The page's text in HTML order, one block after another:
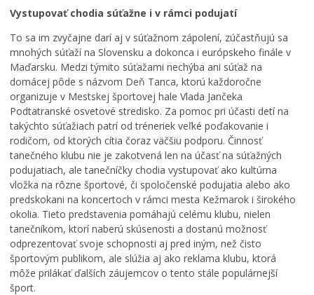
Vystupovať chodia súťažne i v rámci podujatí
To sa im zvyčajne darí aj v súťažnom zápolení, zúčastňujú sa
mnohých súťaží na Slovensku a dokonca i európskeho finále v
Maďarsku. Medzi týmito súťažami nechýba ani súťaž na
domácej pôde s názvom Deň Tanca, ktorú každoročne
organizuje v Mestskej športovej hale Vlada Jančeka
Podtatranské osvetové stredisko. Za pomoc pri účasti detí na
takýchto súťažiach patrí od tréneriek veľké poďakovanie i
rodičom, od ktorých cítia čoraz väčšiu podporu. Činnosť
tanečného klubu nie je zakotvená len na účasť na súťažných
podujatiach, ale tanečníčky chodia vystupovať ako kultúrna
vložka na rôzne športové, či spoločenské podujatia alebo ako
predskokani na koncertoch v rámci mesta Kežmarok i širokého
okolia. Tieto predstavenia pomáhajú celému klubu, nielen
tanečníkom, ktorí naberú skúsenosti a dostanú možnosť
odprezentovať svoje schopnosti aj pred iným, než čisto
športovým publikom, ale slúžia aj ako reklama klubu, ktorá
môže prilákať ďalších záujemcov o tento stále populárnejší
šport.
l
i
s
k
o
v
K
e
ž
m
a
r
k
u
m
e
n
í
p
r
p
a
t
r
í
K
e
ž
m
a
r
k
u
,
k
a
t
a
s
t
o
m
:
K
o
s
t
o
l
N
a
j
s
v
ä
t
e
j
š
e